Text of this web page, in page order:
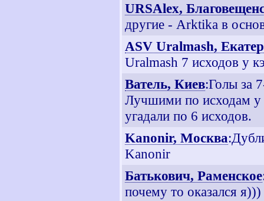
URSAlex,
другие - Arktika в
ASV Uralmash,
Uralmash 7 исходов у
Ватель, Киев:Голы за
Лучшими по исходам у
угадали по 6 исходов.
Kanonir, Москва
Kanonir
Батькович, Раменское
почему то оказался